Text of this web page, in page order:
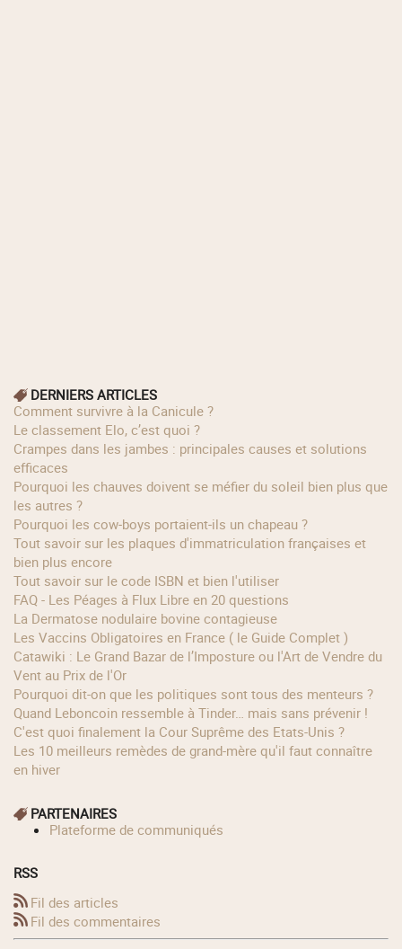
DERNIERS ARTICLES
Comment survivre à la Canicule ?
Le classement Elo, c’est quoi ?
Crampes dans les jambes : principales causes et solutions
efficaces
Pourquoi les chauves doivent se méfier du soleil bien plus que
les autres ?
Pourquoi les cow‑boys portaient‑ils un chapeau ?
Tout savoir sur les plaques d'immatriculation françaises et
bien plus encore
Tout savoir sur le code ISBN et bien l'utiliser
FAQ - Les Péages à Flux Libre en 20 questions
La Dermatose nodulaire bovine contagieuse
Les Vaccins Obligatoires en France ( le Guide Complet )
Catawiki : Le Grand Bazar de l’Imposture ou l'Art de Vendre du
Vent au Prix de l'Or
Pourquoi dit-on que les politiques sont tous des menteurs ?
Quand Leboncoin ressemble à Tinder… mais sans prévenir !
C'est quoi finalement la Cour Suprême des Etats-Unis ?
Les 10 meilleurs remèdes de grand-mère qu'il faut connaître
en hiver
PARTENAIRES
Plateforme de communiqués
RSS
Fil des articles
Fil des commentaires